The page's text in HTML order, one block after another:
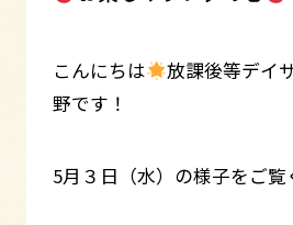
こんにちは
放課後等デイ
野です！
5月３日（水）の様子をご覧